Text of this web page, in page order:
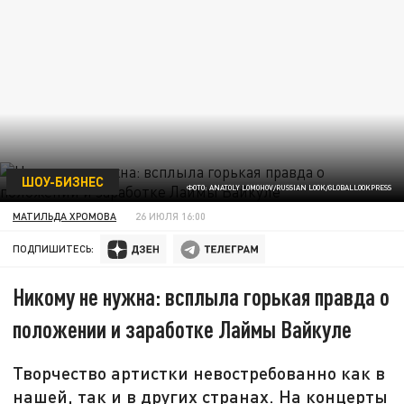
ФОТО: ANATOLY LOMOHOV/RUSSIAN LOOK/GLOBALLOOKPRESS
ШОУ-БИЗНЕС
МАТИЛЬДА ХРОМОВА 26 ИЮЛЯ 16:00
ПОДПИШИТЕСЬ:
Никому не нужна: всплыла горькая правда о
положении и заработке Лаймы Вайкуле
Творчество артистки невостребованно как в
нашей, так и в других странах. На концерты